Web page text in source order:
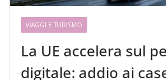
VIAGGI E TURISMO
La UE accelera sul
digitale: addio ai